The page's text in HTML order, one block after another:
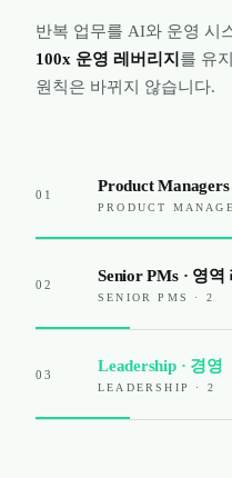
반복 업무를 AI와 운영 시
100x 운영 레버리지 를 유
원칙은 바뀌지 않습니다.
01 Product
PRODUCT
02 Senior PMs · 영역
SENIOR PMS · 2
03 Leadership · 경영
LEADERSHIP · 2